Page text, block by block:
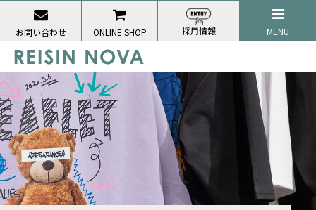
お問い合わせ ONLINE SHOP 採用情報 MENU